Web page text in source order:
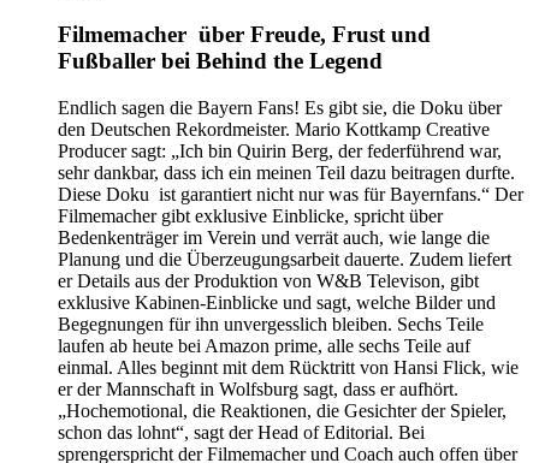
Filmemacher über Freude, Frust und
Fußballer bei Behind the Legend
Endlich sagen die Bayern Fans! Es gibt sie, die Doku über
den Deutschen Rekordmeister. Mario Kottkamp Creative
Producer sagt: „Ich bin Quirin Berg, der federführend war,
sehr dankbar, dass ich ein meinen Teil dazu beitragen durfte.
Diese Doku ist garantiert nicht nur was für Bayernfans.“ Der
Filmemacher gibt exklusive Einblicke, spricht über
Bedenkenträger im Verein und verrät auch, wie lange die
Planung und die Überzeugungsarbeit dauerte. Zudem liefert
er Details aus der Produktion von W&B Televison, gibt
exklusive Kabinen-Einblicke und sagt, welche Bilder und
Begegnungen für ihn unvergesslich bleiben. Sechs Teile
laufen ab heute bei Amazon prime, alle sechs Teile auf
einmal. Alles beginnt mit dem Rücktritt von Hansi Flick, wie
er der Mannschaft in Wolfsburg sagt, dass er aufhört.
„Hochemotional, die Reaktionen, die Gesichter der Spieler,
schon das lohnt“, sagt der Head of Editorial. Bei
sprengerspricht der Filmemacher und Coach auch offen über